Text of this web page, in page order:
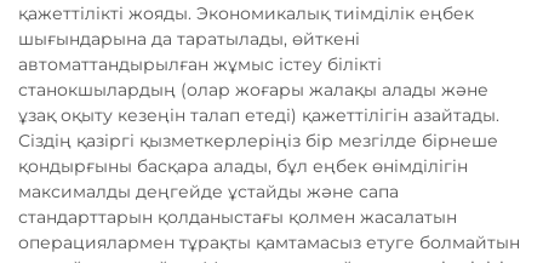
қажеттілікті жояды. Экономикалық тиімділік еңбек
шығындарына да таратылады, өйткені
автоматтандырылған жұмыс істеу білікті
станокшылардың (олар жоғары жалақы алады және
ұзақ оқыту кезеңін талап етеді) қажеттілігін азайтады.
Сіздің қазіргі қызметкерлеріңіз бір мезгілде бірнеше
қондырғыны басқара алады, бұл еңбек өнімділігін
максималды деңгейде ұстайды және сапа
стандарттарын қолданыстағы қолмен жасалатын
операциялармен тұрақты қамтамасыз етуге болмайтын